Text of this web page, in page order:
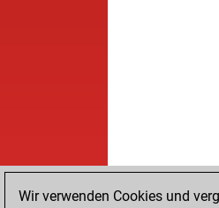
Wir verwenden Cookies und